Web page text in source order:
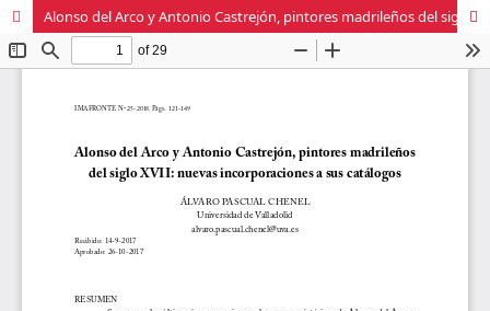
Alonso del Arco y Antonio Castrejón, pintores madrileños del siglo XVII: nuevas incorporaciones a sus catálogos